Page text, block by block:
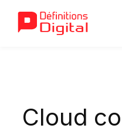
Cloud